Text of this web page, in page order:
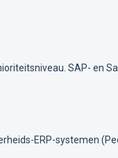
SAP- en
ERP-systemen